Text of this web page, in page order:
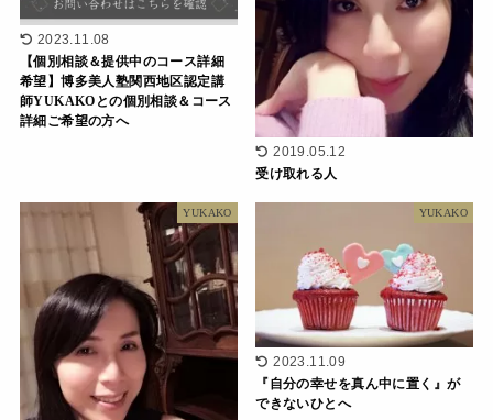
2023.11.08
【個別相談＆提供中のコース詳細
希望】博多美人塾関西地区認定講
師YUKAKOとの個別相談＆コース
詳細ご希望の方へ
2019.05.12
受け取れる人
YUKAKO YUKAKO
2023.11.09
『自分の幸せを真ん中に置く』が
できないひとへ